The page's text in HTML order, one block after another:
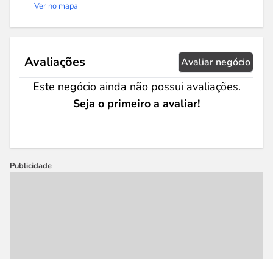
Ver no mapa
Avaliações Avaliar negócio
Este negócio ainda não possui avaliações.
Seja o primeiro a avaliar!
Publicidade